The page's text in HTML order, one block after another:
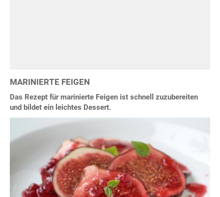
MARINIERTE FEIGEN
Das Rezept für marinierte Feigen ist schnell zuzubereiten
und bildet ein leichtes Dessert.